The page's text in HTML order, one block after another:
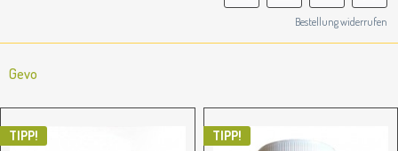
Bestellung widerrufen
Gevo
TIPP! TIPP!